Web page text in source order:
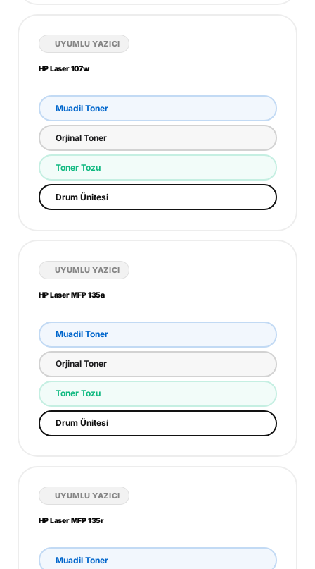
Muadil Toner
Orjinal Toner
Toner Tozu
Drum Ünitesi
Muadil Toner
Orjinal Toner
Toner Tozu
Drum Ünitesi